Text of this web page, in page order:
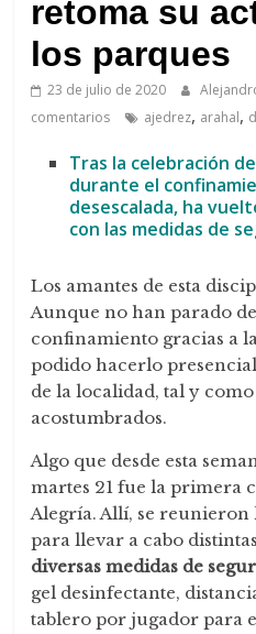
Arahal
retoma su
los parques
23 de julio de 2020
comentarios
ajedrez, arahal,
Tras la celebración
durante el
desescalada, ha
con las medidas de
Los amantes de esta
Aunque no han parado
confinamiento gracias a
podido hacerlo
de la localidad, tal y como
acostumbrados.
Algo que desde esta
martes 21 fue la primera
Alegría. Allí, se
para llevar a cabo
diversas medidas de
gel desinfectante,
tablero por jugador para